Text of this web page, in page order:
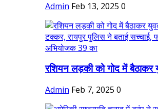
Admin Feb 13, 2025 0
रशियन लड़की को गोद में बैठाकर
Admin Feb 7, 2025 0